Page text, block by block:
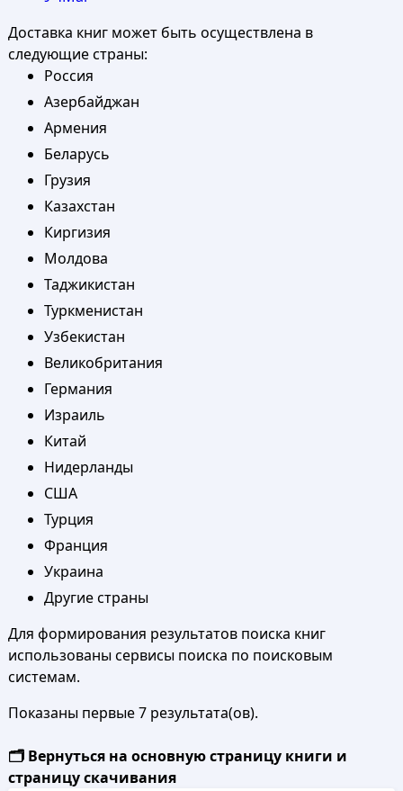
Доставка книг может быть осуществлена в
следующие страны:
Россия
Азербайджан
Армения
Беларусь
Грузия
Казахстан
Киргизия
Молдова
Таджикистан
Туркменистан
Узбекистан
Великобритания
Германия
Израиль
Китай
Нидерланды
США
Турция
Франция
Украина
Другие страны
Для формирования результатов поиска книг
использованы сервисы поиска по поисковым
системам.
Показаны первые 7 результата(ов).
🗂️ Вернуться на основную страницу книги и
страницу скачивания